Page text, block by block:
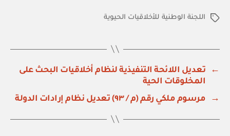
الوسوماللجنة الوطنية للأخلاقيات الحيوية
←
تعديل اللائحة التنفيذية لنظام أخلاقيات البحث على
المخلوقات الحية
→
مرسوم ملكي رقم (م / ٩٣) تعديل نظام إرادات الدولة